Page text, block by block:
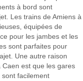
à bord sont
Les trains de Amiens à
équipées de
pour les jambes et les
sont parfaites pour
Une autre raison
est que les gares
facilement